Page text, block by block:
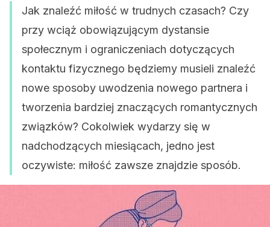
Jak znaleźć miłość w trudnych czasach? Czy
przy wciąż obowiązującym dystansie
społecznym i ograniczeniach dotyczących
kontaktu fizycznego będziemy musieli znaleźć
nowe sposoby uwodzenia nowego partnera i
tworzenia bardziej znaczących romantycznych
związków? Cokolwiek wydarzy się w
nadchodzących miesiącach, jedno jest
oczywiste: miłość zawsze znajdzie sposób.